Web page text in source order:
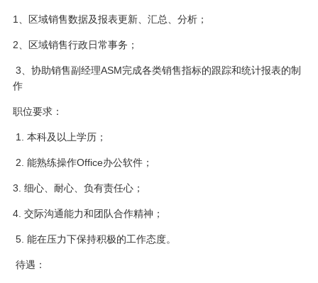
1、区域销售数据及报表更新、汇总、分析；
2、区域销售行政日常事务；
3、协助销售副经理ASM完成各类销售指标的跟踪和统计报表的制
作
职位要求：
1. 本科及以上学历；
2. 能熟练操作Office办公软件；
3. 细心、耐心、负有责任心；
4. 交际沟通能力和团队合作精神；
5. 能在压力下保持积极的工作态度。
待遇：